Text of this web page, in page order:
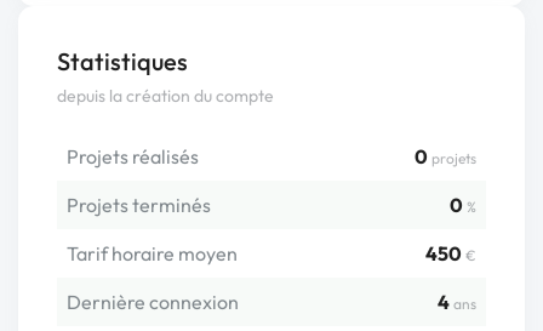
Statistiques
depuis la création du compte
Projets réalisés 0 projets
Projets terminés 0 %
Tarif horaire moyen 450 €
Dernière connexion 4 ans